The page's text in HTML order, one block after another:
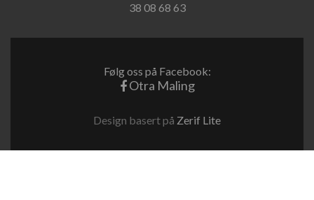
38 08 68 63
Følg oss på Facebook:
Otra Maling
Design basert på Zerif Lite